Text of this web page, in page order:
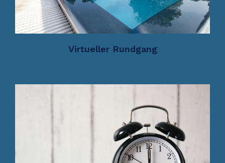
Virtueller Rundgang